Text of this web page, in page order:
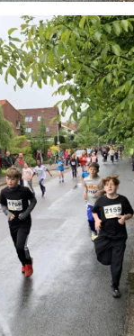
Anschauen....